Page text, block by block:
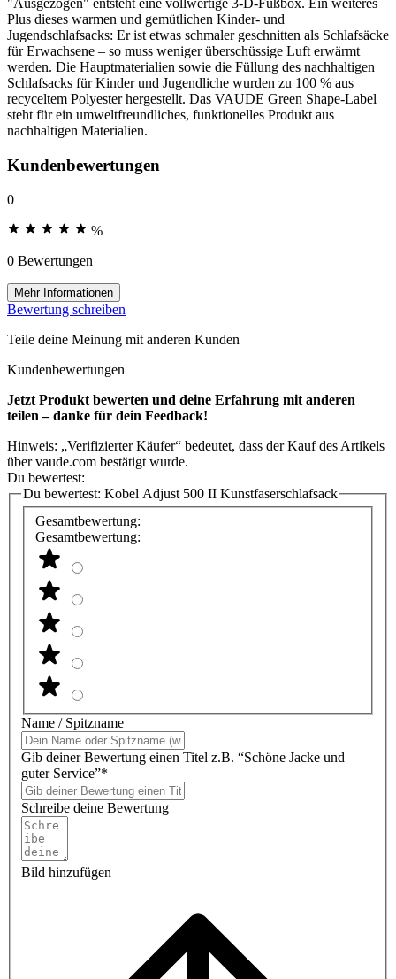
"Ausgezogen" entsteht eine vollwertige 3-D-Fußbox. Ein weiteres
Plus dieses warmen und gemütlichen Kinder- und
Jugendschlafsacks: Er ist etwas schmaler geschnitten als Schlafsäcke
für Erwachsene – so muss weniger überschüssige Luft erwärmt
werden. Die Hauptmaterialien sowie die Füllung des nachhaltigen
Schlafsacks für Kinder und Jugendliche wurden zu 100 % aus
recyceltem Polyester hergestellt. Das VAUDE Green Shape-Label
steht für ein umweltfreundliches, funktionelles Produkt aus
nachhaltigen Materialien.
Kundenbewertungen
0
%
0 Bewertungen
Mehr Informationen
Bewertung schreiben
Teile deine Meinung mit anderen Kunden
Kundenbewertungen
Jetzt Produkt bewerten und deine Erfahrung mit anderen
teilen – danke für dein Feedback!
Hinweis: „Verifizierter Käufer“ bedeutet, dass der Kauf des Artikels
über vaude.com bestätigt wurde.
Du bewertest:
Du bewertest: Kobel Adjust 500 II Kunstfaserschlafsack
Gesamtbewertung:
Gesamtbewertung:
Name / Spitzname
Gib deiner Bewertung einen Titel z.B. “Schöne Jacke und
guter Service”*
Schreibe deine Bewertung
Bild hinzufügen